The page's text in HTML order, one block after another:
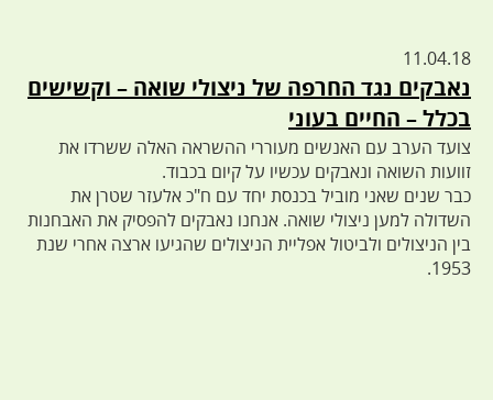
11.04.18
נאבקים נגד החרפה של ניצולי שואה – וקשישים
בכלל – החיים בעוני
צועד הערב עם האנשים מעוררי ההשראה האלה ששרדו את
זוועות השואה ונאבקים עכשיו על קיום בכבוד.
כבר שנים שאני מוביל בכנסת יחד עם ח"כ אלעזר שטרן את
השדולה למען ניצולי שואה. אנחנו נאבקים להפסיק את האבחנות
בין הניצולים ולביטול אפליית הניצולים שהגיעו ארצה אחרי שנת
1953.